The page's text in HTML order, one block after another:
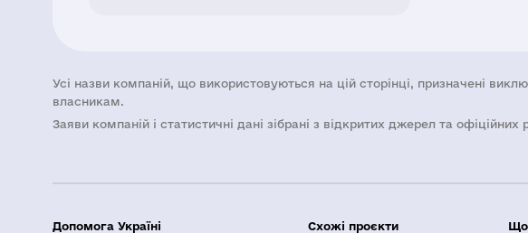
Усі назви компаній, що використовуються на цій сторінці, призначені
власникам.
Заяви компаній i статистичні дані зібрані з відкритих джерел та офіційних
Допомога Україні
Схожі проєкти